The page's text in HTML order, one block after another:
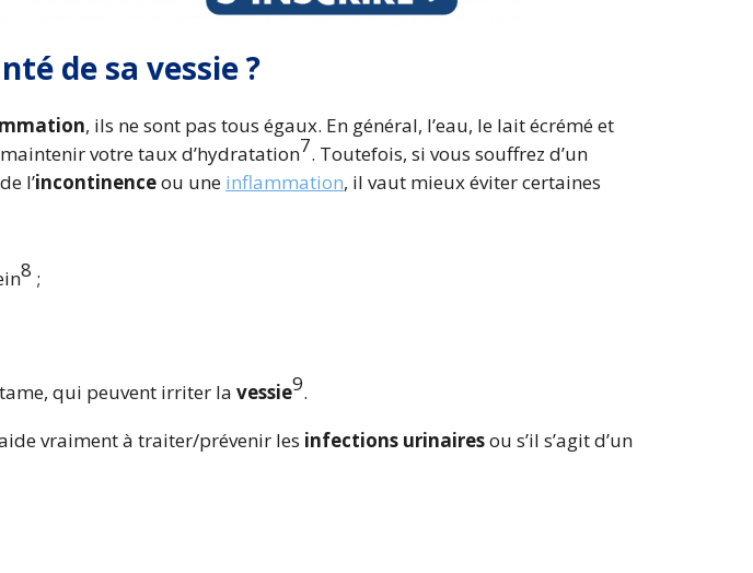
de sa vessie ?
, ils ne sont pas tous égaux. En général, l’eau, le lait écrémé et
votre taux d’hydratation7. Toutefois, si vous souffrez d’un
l’incontinenceou une inflammation, il vaut mieux éviter certaines
8 ;
qui peuvent irriter la vessie9.
vraiment à traiter/prévenir les infections urinairesou s’il s’agit d’un